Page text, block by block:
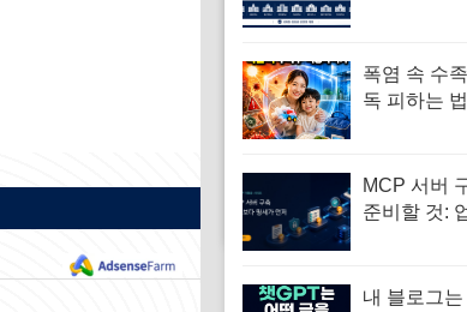
폭염 속 수
독 피하는
MCP 서버
준비할 것:
내 블로그